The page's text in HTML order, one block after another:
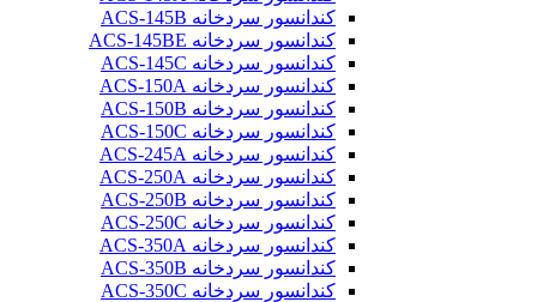
کندانسور سردخانه ACS-145B
کندانسور سردخانه ACS-145BE
کندانسور سردخانه ACS-145C
کندانسور سردخانه ACS-150A
کندانسور سردخانه ACS-150B
کندانسور سردخانه ACS-150C
کندانسور سردخانه ACS-245A
کندانسور سردخانه ACS-250A
کندانسور سردخانه ACS-250B
کندانسور سردخانه ACS-250C
کندانسور سردخانه ACS-350A
کندانسور سردخانه ACS-350B
کندانسور سردخانه ACS-350C